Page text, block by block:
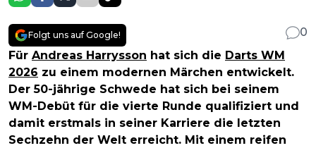
Folgt uns auf Google!
0
Für Andreas Harrysson hat sich die Darts WM
2026 zu einem modernen Märchen entwickelt.
Der 50-jährige Schwede hat sich bei seinem
WM-Debüt für die vierte Runde qualifiziert und
damit erstmals in seiner Karriere die letzten
Sechzehn der Welt erreicht. Mit einem reifen